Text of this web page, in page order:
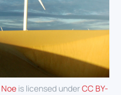
Noeis licensed underCC BY-